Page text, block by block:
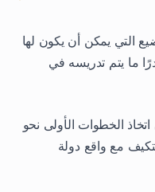
التي يمكن أن يكون لها
ما يتم تدريسه في
الخطوات الأولى نحو
مع واقع دولة